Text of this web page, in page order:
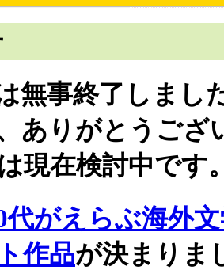
無事終了しまし
ありがとうござ
現在検討中です
代がえらぶ海外
作品が決まりま